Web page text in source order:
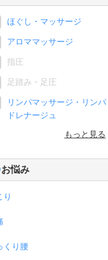
ほぐし・マッサージ
アロママッサージ
指圧
足踏み・足圧
リンパマッサージ・リンパ
ドレナージュ
もっと見る
お悩み
り
くり腰